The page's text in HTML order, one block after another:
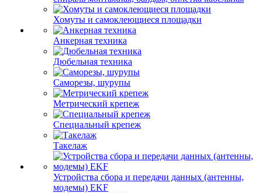
Хомуты и самоклеющиеся площадки
Анкерная техника
Дюбельная техника
Саморезы, шурупы
Метрический крепеж
Специальный крепеж
Такелаж
Устройства сбора и передачи данных (антенны,
модемы) EKF